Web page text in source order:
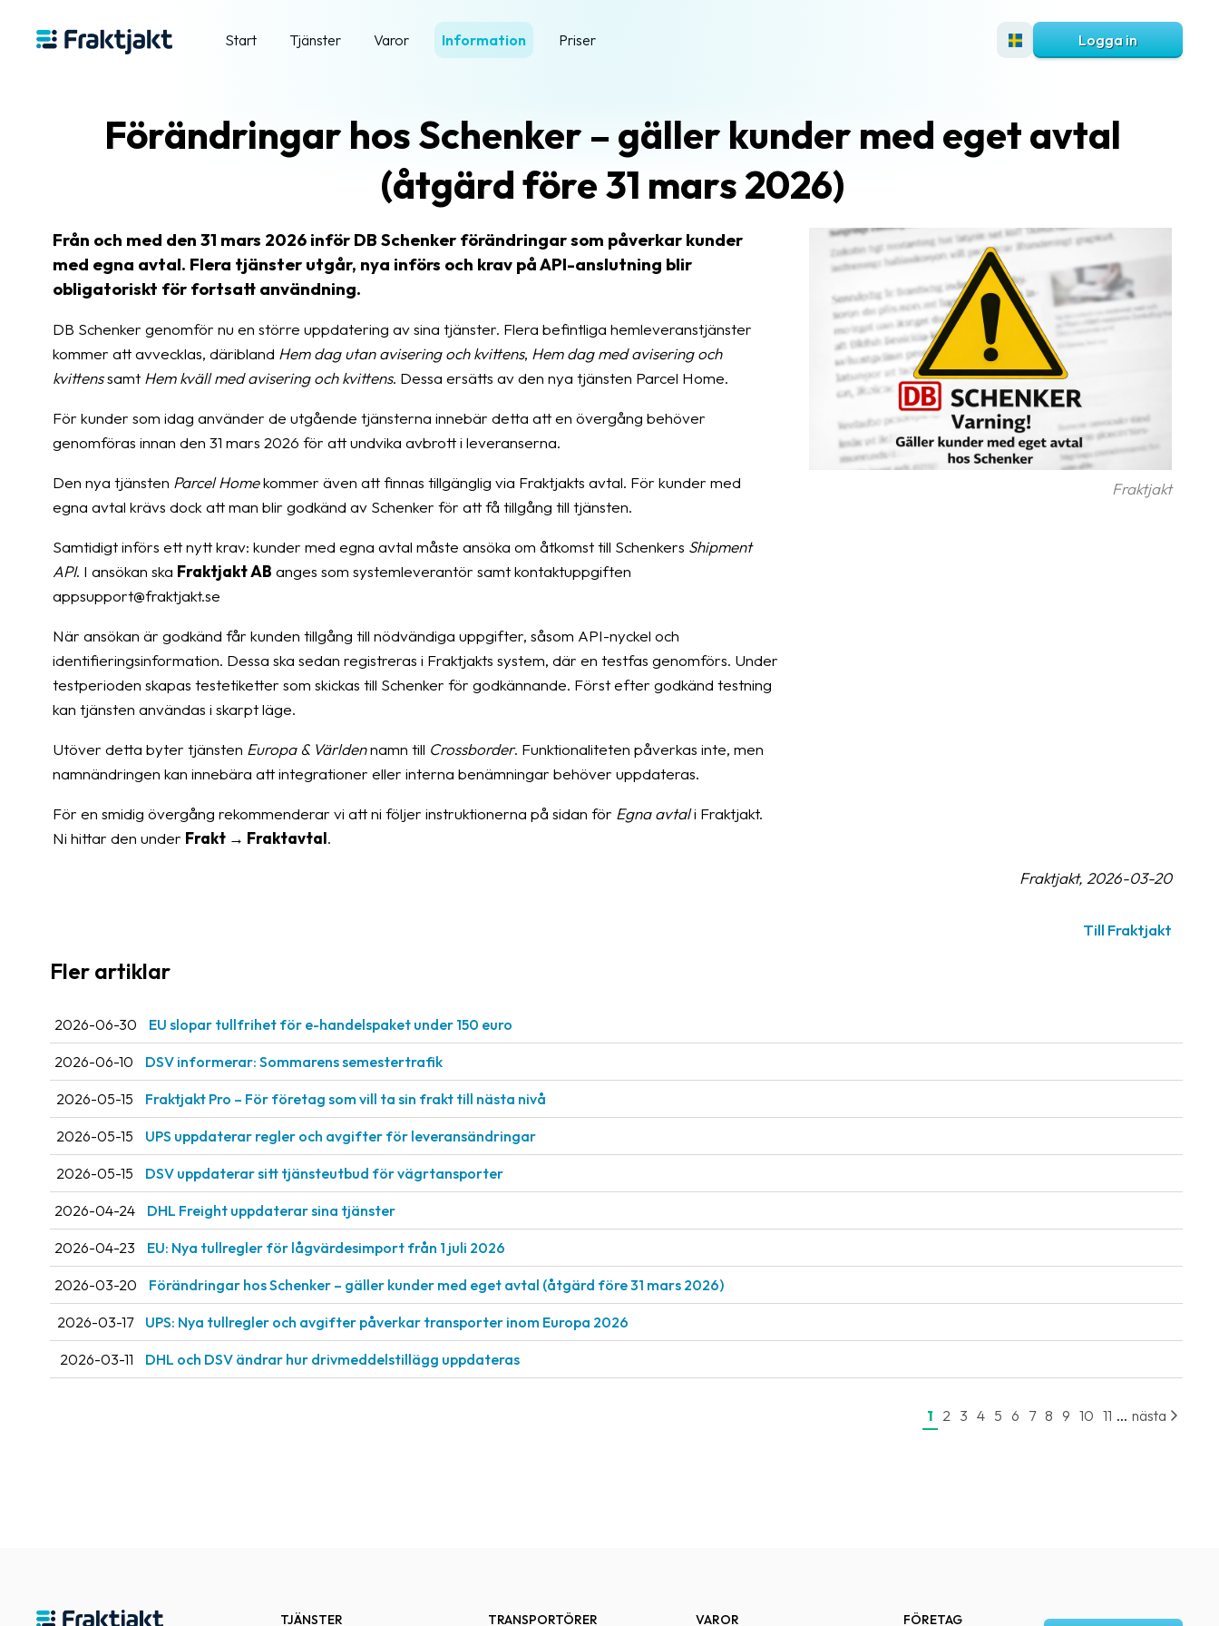
Start Tjänster Varor Information Priser Logga in
Förändringar hos Schenker – gäller kunder med eget avtal
(åtgärd före 31 mars 2026)
Fraktjakt
Från och med den 31 mars 2026 inför DB Schenker förändringar som påverkar kunder
med egna avtal. Flera tjänster utgår, nya införs och krav på API-anslutning blir
obligatoriskt för fortsatt användning.
DB Schenker genomför nu en större uppdatering av sina tjänster. Flera befintliga hemleveranstjänster
kommer att avvecklas, däribland Hem dag utan avisering och kvittens, Hem dag med avisering och
kvittenssamt Hem kväll med avisering och kvittens. Dessa ersätts av den nya tjänsten Parcel Home.
För kunder som idag använder de utgående tjänsterna innebär detta att en övergång behöver
genomföras innan den 31 mars 2026 för att undvika avbrott i leveranserna.
Den nya tjänsten Parcel Homekommer även att finnas tillgänglig via Fraktjakts avtal. För kunder med
egna avtal krävs dock att man blir godkänd av Schenker för att få tillgång till tjänsten.
Samtidigt införs ett nytt krav: kunder med egna avtal måste ansöka om åtkomst till Schenkers Shipment
API. I ansökan ska Fraktjakt AB anges som systemleverantör samt kontaktuppgiften
appsupport@fraktjakt.se
När ansökan är godkänd får kunden tillgång till nödvändiga uppgifter, såsom API-nyckel och
identifieringsinformation. Dessa ska sedan registreras i Fraktjakts system, där en testfas genomförs. Under
testperioden skapas testetiketter som skickas till Schenker för godkännande. Först efter godkänd testning
kan tjänsten användas i skarpt läge.
Utöver detta byter tjänsten Europa & Världennamn till Crossborder. Funktionaliteten påverkas inte, men
namnändringen kan innebära att integrationer eller interna benämningar behöver uppdateras.
För en smidig övergång rekommenderar vi att ni följer instruktionerna på sidan för Egna avtali Fraktjakt.
Ni hittar den under Frakt → Fraktavtal.
Fraktjakt, 2026-03-20
Till Fraktjakt
Fler artiklar
2026-06-30 EU slopar tullfrihet för e-handelspaket under 150 euro
2026-06-10 DSV informerar: Sommarens semestertrafik
2026-05-15 Fraktjakt Pro – För företag som vill ta sin frakt till nästa nivå
2026-05-15 UPS uppdaterar regler och avgifter för leveransändringar
2026-05-15 DSV uppdaterar sitt tjänsteutbud för vägrtansporter
2026-04-24 DHL Freight uppdaterar sina tjänster
2026-04-23 EU: Nya tullregler för låg­värdesimport från 1 juli 2026
2026-03-20 Förändringar hos Schenker – gäller kunder med eget avtal (åtgärd före 31 mars 2026)
2026-03-17 UPS: Nya tullregler och avgifter påverkar transporter inom Europa 2026
2026-03-11 DHL och DSV ändrar hur drivmeddelstillägg uppdateras
1 2 3 4 5 6 7 8 9 10 11 ... nästa
TJÄNSTER TRANSPORTÖRER VAROR FÖRETAG